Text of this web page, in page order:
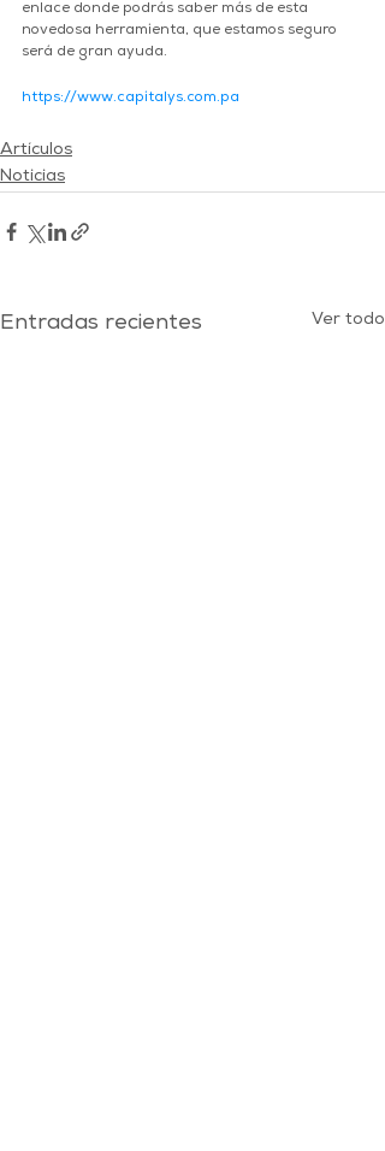
enlace donde podrás saber más de esta
novedosa herramienta, que estamos seguro
será de gran ayuda.
https://www.capitalys.com.pa
Artículos
Noticias
Entradas recientes Ver todo